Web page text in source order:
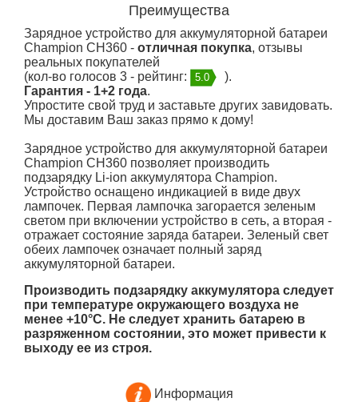
Преимущества
Зарядное устройство для аккумуляторной батареи
Champion CH360 - отличная покупка, отзывы
реальных покупателей
(кол-во голосов 3 - рейтинг:
5.0
).
Гарантия - 1+2 года.
Упростите свой труд и заставьте других завидовать.
Мы доставим Ваш заказ прямо к дому!
Зарядное устройство для аккумуляторной батареи
Champion CH360 позволяет производить
подзарядку Li-ion аккумулятора Champion.
Устройство оснащено индикацией в виде двух
лампочек. Первая лампочка загорается зеленым
светом при включении устройство в сеть, а вторая -
отражает состояние заряда батареи. Зеленый свет
обеих лампочек означает полный заряд
аккумуляторной батареи.
Производить подзарядку аккумулятора следует
при температуре окружающего воздуха не
менее +10°С. Не следует хранить батарею в
разряженном состоянии, это может привести к
выходу ее из строя.
Информация